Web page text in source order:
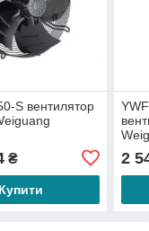
S вентилятор
₴
Купити
2